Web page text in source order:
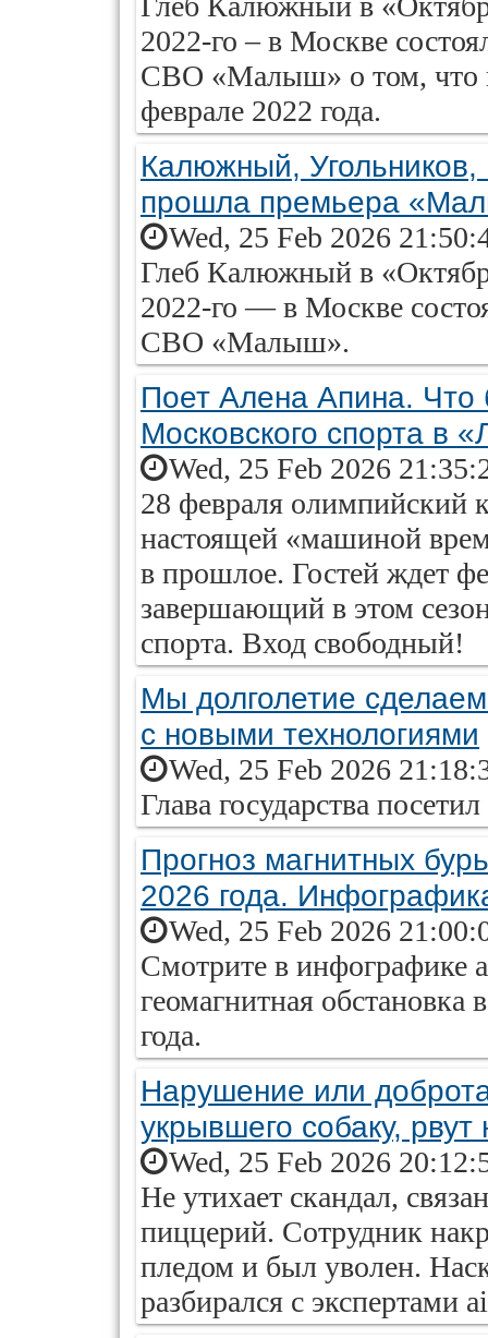
2022-го – в Москве
СВО «Малыш» о том, что
феврале 2022 года.
Калюжный,
прошла премьера
Wed, 25 Feb 2026
Глеб Калюжный в
2022-го — в Москве
СВО «Малыш».
Поет Алена Апина. Что
Московского спорта в
Wed, 25 Feb 2026
28 февраля олимпийский
настоящей «машиной
в прошлое. Гостей ждет
завершающий в этом
спорта. Вход свободный!
Мы долголетие
с новыми технологиями
Wed, 25 Feb 2026
Глава государства
Прогноз магнитных
2026 года.
Wed, 25 Feb 2026
Смотрите в инфографике
геомагнитная обстановка
года.
Нарушение или
укрывшего собаку, рвут
Wed, 25 Feb 2026
Не утихает скандал,
пиццерий. Сотрудник
пледом и был уволен.
разбирался с экспертами